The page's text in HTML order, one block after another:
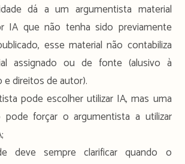
dá a um argumentista material
IA que não tenha sido previamente
esse material não contabiliza
assignado ou de fonte (alusivo à
e direitos de autor).
pode escolher utilizar IA, mas uma
pode forçar o argumentista a utilizar
deve sempre clarificar quando o